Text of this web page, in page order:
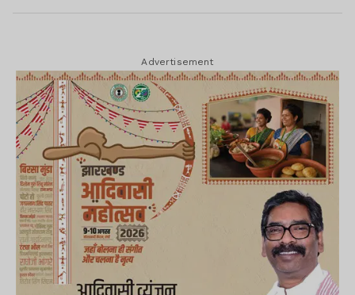
Advertisement